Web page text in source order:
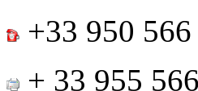
+33 950
+ 33 955